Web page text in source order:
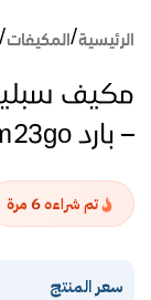
الرئيسية المكيفات
– بارد Hm30csm23go
تم شراءه6مرة
سعر المنتج